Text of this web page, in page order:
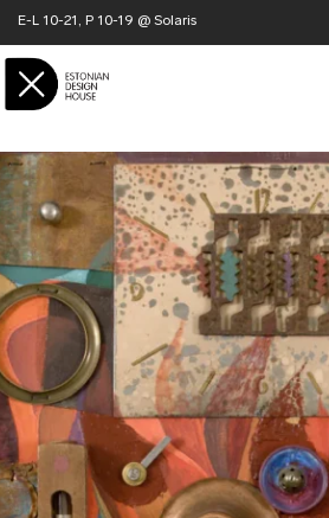
E-L 10-21, P 10-19 @ Solaris